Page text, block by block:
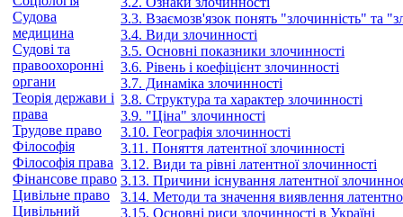
Судова
медицина
Судові та
правоохоронні
органи
Теорія держави і
права
Трудове право
Філософія
Філософія права
Фінансове право
Цивільне право
Цивільний
3.3. Взаємозв'язок понять "злочинність" та
3.4. Види злочинності
3.5. Основні показники злочинності
3.6. Рівень і коефіцієнт злочинності
3.7. Динаміка злочинності
3.8. Структура та характер злочинності
3.9. "Ціна" злочинності
3.10. Географія злочинності
3.11. Поняття латентної злочинності
3.12. Види та рівні латентної злочинності
3.13. Причини існування латентної
3.14. Методи та значення виявлення
3.15. Основні риси злочинності в Україні